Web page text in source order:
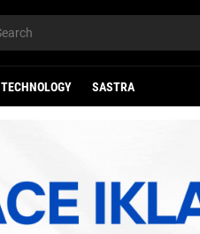
TECHNOLOGY SASTRA